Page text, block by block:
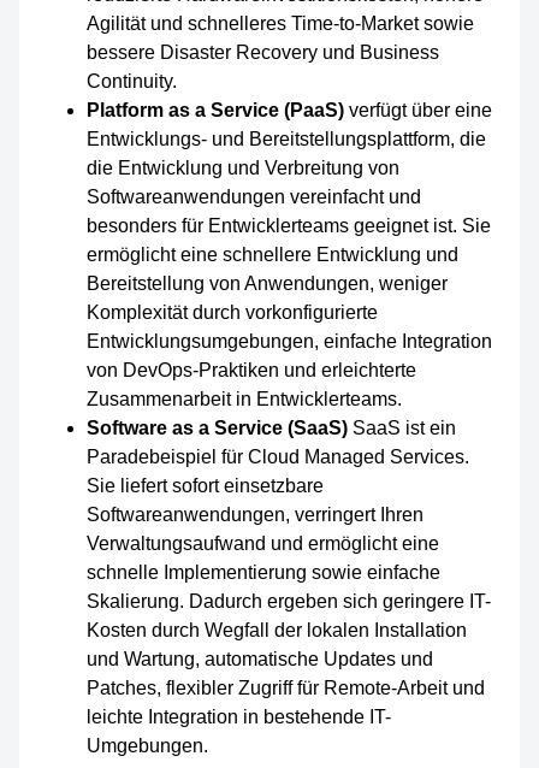
Agilität und schnelleres Time-to-Market sowie
bessere Disaster Recovery und Business
Continuity.
Platform as a Service (PaaS)verfügt über eine
Entwicklungs- und Bereitstellungsplattform, die
die Entwicklung und Verbreitung von
Softwareanwendungen vereinfacht und
besonders für Entwicklerteams geeignet ist. Sie
ermöglicht eine schnellere Entwicklung und
Bereitstellung von Anwendungen, weniger
Komplexität durch vorkonfigurierte
Entwicklungsumgebungen, einfache Integration
von DevOps-Praktiken und erleichterte
Zusammenarbeit in Entwicklerteams.
Software as a Service (SaaS)SaaS ist ein
Paradebeispiel für Cloud Managed Services.
Sie liefert sofort einsetzbare
Softwareanwendungen, verringert Ihren
Verwaltungsaufwand und ermöglicht eine
schnelle Implementierung sowie einfache
Skalierung. Dadurch ergeben sich geringere IT-
Kosten durch Wegfall der lokalen Installation
und Wartung, automatische Updates und
Patches, flexibler Zugriff für Remote-Arbeit und
leichte Integration in bestehende IT-
Umgebungen.